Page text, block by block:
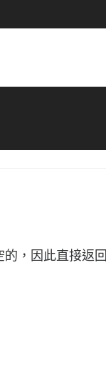
的，因此直接返回